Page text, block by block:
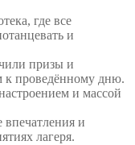
где все
и
призы и
к проведённому дню.
и массой
впечатления и
лагеря.